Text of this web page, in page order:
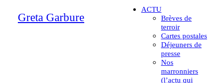
Greta Garbure
ACTU
Brèves de
terroir
Cartes postales
Déjeuners de
presse
Nos
marronniers
(l’actu qui